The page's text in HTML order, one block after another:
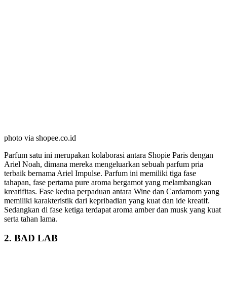
photo via shopee.co.id
Parfum satu ini merupakan kolaborasi antara Shopie Paris dengan
Ariel Noah, dimana mereka mengeluarkan sebuah parfum pria
terbaik bernama Ariel Impulse. Parfum ini memiliki tiga fase
tahapan, fase pertama pure aroma bergamot yang melambangkan
kreatifitas. Fase kedua perpaduan antara Wine dan Cardamom yang
memiliki karakteristik dari kepribadian yang kuat dan ide kreatif.
Sedangkan di fase ketiga terdapat aroma amber dan musk yang kuat
serta tahan lama.
2. BAD LAB